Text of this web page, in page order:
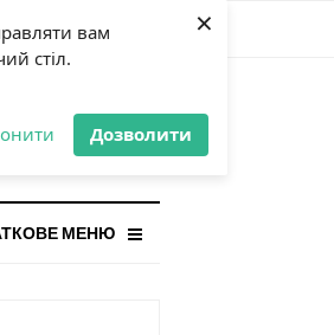
вам
стіл.
Дозволити
×
із
МЕНЮ